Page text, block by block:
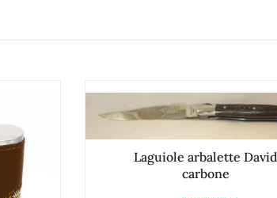
Laguiole arbalette David
carbone